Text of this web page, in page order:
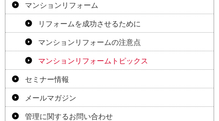
マンションリフォーム
リフォームを成功させるために
マンションリフォームの注意点
マンションリフォームトピックス
セミナー情報
メールマガジン
管理に関するお問い合わせ